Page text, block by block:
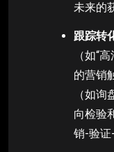
未来的
跟踪转
（如“
的营销
（如
向检验
销-验证